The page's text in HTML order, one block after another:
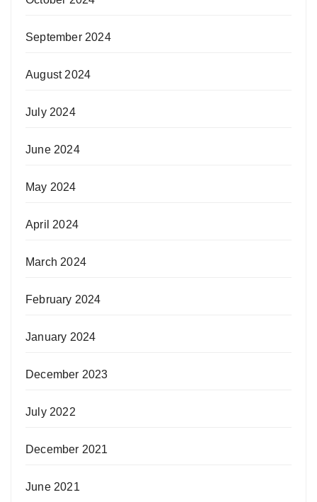
September 2024
August 2024
July 2024
June 2024
May 2024
April 2024
March 2024
February 2024
January 2024
December 2023
July 2022
December 2021
June 2021